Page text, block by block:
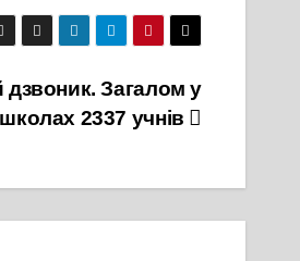
Загалом у
2337 учнів